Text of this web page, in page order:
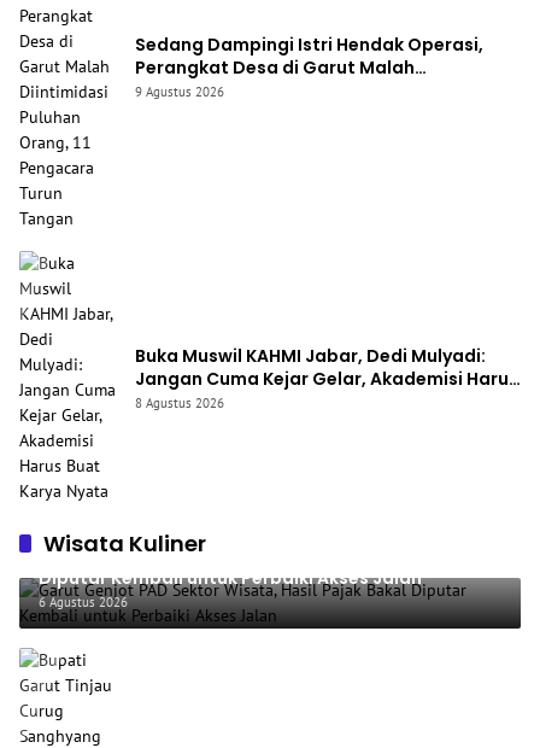
Sedang Dampingi Istri Hendak Operasi,
Perangkat Desa di Garut Malah
Diintimidasi Puluhan Orang, 11 Pengacara
9 Agustus 2026
Buka Muswil KAHMI Jabar, Dedi Mulyadi:
Jangan Cuma Kejar Gelar, Akademisi Harus
Buat Karya Nyata
8 Agustus 2026
Wisata Kuliner
Garut Genjot PAD Sektor Wisata, Hasil Pajak Bakal
Diputar Kembali untuk Perbaiki Akses Jalan
6 Agustus 2026